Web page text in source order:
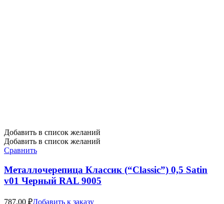
Добавить в список желаний
Добавить в список желаний
Сравнить
Металлочерепица Классик (“Classic”) 0,5 Satin
v01 Черный RAL 9005
787,00 ₽Добавить к заказу